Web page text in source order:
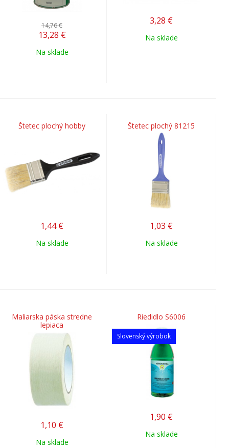
14,76 €
13,28 €
Na sklade
3,28 €
Na sklade
Štetec plochý hobby
1,44 €
Na sklade
Štetec plochý 81215
1,03 €
Na sklade
Maliarska páska stredne
lepiaca
1,10 €
Na sklade
Riedidlo S6006
Slovenský výrobok
1,90 €
Na sklade